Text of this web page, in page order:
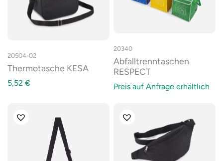
20504-02
Thermotasche KESA
5,52 €
20340
Abfalltrenntaschen
RESPECT
Preis auf Anfrage erhältlich